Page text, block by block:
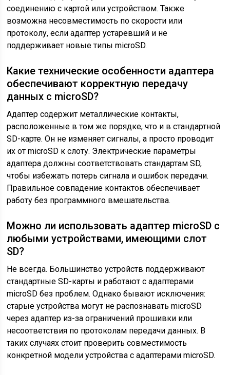
соединению с картой или устройством. Также
возможна несовместимость по скорости или
протоколу, если адаптер устаревший и не
поддерживает новые типы microSD.
Какие технические особенности адаптера
обеспечивают корректную передачу
данных с microSD?
Адаптер содержит металлические контакты,
расположенные в том же порядке, что и в стандартной
SD-карте. Он не изменяет сигналы, а просто проводит
их от microSD к слоту. Электрические параметры
адаптера должны соответствовать стандартам SD,
чтобы избежать потерь сигнала и ошибок передачи.
Правильное совпадение контактов обеспечивает
работу без программного вмешательства.
Можно ли использовать адаптер microSD с
любыми устройствами, имеющими слот
SD?
Не всегда. Большинство устройств поддерживают
стандартные SD-карты и работают с адаптерами
microSD без проблем. Однако бывают исключения:
старые устройства могут не распознавать microSD
через адаптер из-за ограничений прошивки или
несоответствия по протоколам передачи данных. В
таких случаях стоит проверить совместимость
конкретной модели устройства с адаптерами microSD.